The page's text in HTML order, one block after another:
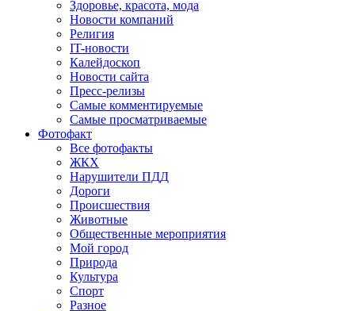
Здоровье, красота, мода
Новости компаний
Религия
IT-новости
Калейдоскоп
Новости сайта
Пресс-релизы
Самые комментируемые
Самые просматриваемые
Фотофакт
Все фотофакты
ЖКХ
Нарушители ПДД
Дороги
Происшествия
Животные
Общественные мероприятия
Мой город
Природа
Культура
Спорт
Разное